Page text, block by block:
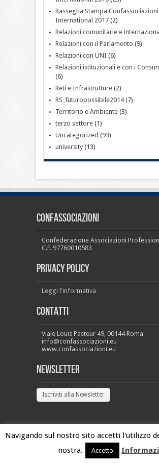
Rassegna Stampa Confassociazioni
International 2017(2)
Relazioni comunitarie e
Relazioni con il Parlamento (9)
Relazioni con UNI (6)
Relazioni istituzionali e con i
(6)
Reti e Infrastrutture(2)
RS_futuropossibile2014(7)
Territorio e Ambiente(3)
terzo settore(1)
Uncategorized (93)
university(13)
CONFASSOCIAZIONI
Confederazione Associazioni
C.F. 97760010583
PRIVACY POLICY
Leggi l'informativa
Contatti
Viale Louis Pasteur 49, 00144 Roma
info@confassociazioni.eu
www.confassociazioni.eu
Newsletter
Iscriviti alla Newsletter
Confassociazioni Copyright 2026 © - All
Navigando sul nostro sito accetti l'utilizzo
nostra.
Accetto